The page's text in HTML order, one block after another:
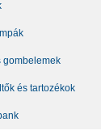
gombelemek
és tartozékok